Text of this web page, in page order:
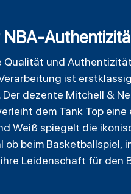
und
ist
dezente Mitchell &
dem Tank Top
Weiß spiegelt die
beim Basketballspiel,
Leidenschaft für den